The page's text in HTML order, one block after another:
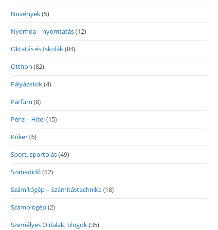
Növények(5)
Nyomda – nyomtatás(12)
Oktatás és Iskolák(84)
Otthon (82)
Pályázatok(4)
Parfüm (8)
Pénz – Hitel(15)
Póker(6)
Sport, sportolás(49)
Szabadidő (42)
Számítógép – Számítástechnika(18)
Számológép(2)
Személyes Oldalak, blogok(35)